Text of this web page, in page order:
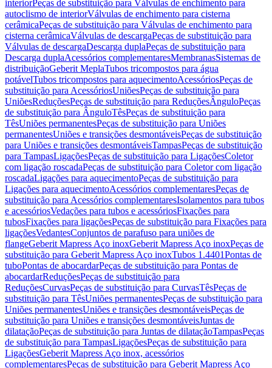
interiorPeças de substituição para Válvulas de enchimento para
autoclismo de interiorVálvulas de enchimento para cisterna
cerâmicaPeças de substituição para Válvulas de enchimento para
cisterna cerâmicaVálvulas de descargaPeças de substituição para
Válvulas de descargaDescarga duplaPeças de substituição para
Descarga duplaAcessórios complementaresMembranasSistemas de
distribuiçãoGeberit MeplaTubos tricompostos para água
potávelTubos tricompostos para aquecimentoAcessóriosPeças de
substituição para AcessóriosUniõesPeças de substituição para
UniõesReduçõesPeças de substituição para ReduçõesÂnguloPeças
de substituição para ÂnguloTêsPeças de substituição para
TêsUniões permanentesPeças de substituição para Uniões
permanentesUniões e transições desmontáveisPeças de substituição
para Uniões e transições desmontáveisTampasPeças de substituição
para TampasLigaçõesPeças de substituição para LigaçõesColetor
com ligação roscadaPeças de substituição para Coletor com ligação
roscadaLigações para aquecimentoPeças de substituição para
Ligações para aquecimentoAcessórios complementaresPeças de
substituição para Acessórios complementaresIsolamentos para tubos
e acessóriosVedações para tubos e acessóriosFixações para
tubosFixações para ligaçõesPeças de substituição para Fixações para
ligaçõesVedantesConjuntos de parafuso para uniões de
flangeGeberit Mapress Aço inoxGeberit Mapress Aço inoxPeças de
substituição para Geberit Mapress Aço inoxTubos 1.4401Pontas de
tuboPontas de abocardarPeças de substituição para Pontas de
abocardarReduçõesPeças de substituição para
ReduçõesCurvasPeças de substituição para CurvasTêsPeças de
substituição para TêsUniões permanentesPeças de substituição para
Uniões permanentesUniões e transições desmontáveisPeças de
substituição para Uniões e transições desmontáveisJuntas de
dilataçãoPeças de substituição para Juntas de dilataçãoTampasPeças
de substituição para TampasLigaçõesPeças de substituição para
LigaçõesGeberit Mapress Aço inox, acessórios
complementaresPeças de substituição para Geberit Mapress Aço